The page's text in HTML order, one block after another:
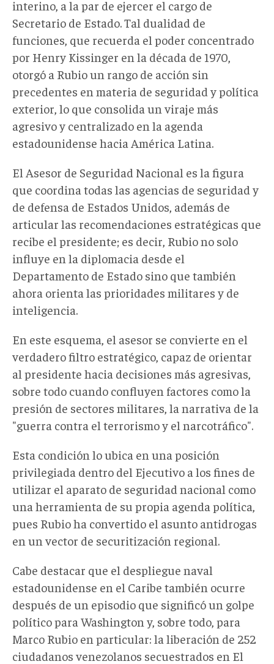
interino, a la par de ejercer el cargo de
Secretario de Estado. Tal dualidad de
funciones, que recuerda el poder concentrado
por Henry Kissinger en la década de 1970,
otorgó a Rubio un rango de acción sin
precedentes en materia de seguridad y política
exterior, lo que consolida un viraje más
agresivo y centralizado en la agenda
estadounidense hacia América Latina.
El Asesor de Seguridad Nacional es la figura
que coordina todas las agencias de seguridad y
de defensa de Estados Unidos, además de
articular las recomendaciones estratégicas que
recibe el presidente; es decir, Rubio no solo
influye en la diplomacia desde el
Departamento de Estado sino que también
ahora orienta las prioridades militares y de
inteligencia.
En este esquema, el asesor se convierte en el
verdadero filtro estratégico, capaz de orientar
al presidente hacia decisiones más agresivas,
sobre todo cuando confluyen factores como la
presión de sectores militares, la narrativa de la
"guerra contra el terrorismo y el narcotráfico".
Esta condición lo ubica en una posición
privilegiada dentro del Ejecutivo a los fines de
utilizar el aparato de seguridad nacional como
una herramienta de su propia agenda política,
pues Rubio ha convertido el asunto antidrogas
en un vector de securitización regional.
Cabe destacar que el despliegue naval
estadounidense en el Caribe también ocurre
después de un episodio que significó un golpe
político para Washington y, sobre todo, para
Marco Rubio en particular: la liberación de 252
ciudadanos venezolanos secuestrados en El